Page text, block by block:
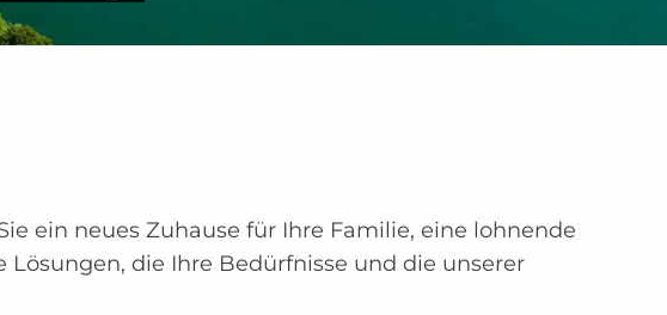
ein neues Zuhause für Ihre Familie, eine lohnende
die Ihre Bedürfnisse und die unserer